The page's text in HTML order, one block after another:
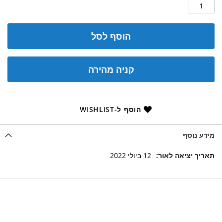
הוסף לסל
קניה מהירה
הוסף ל-WISHLIST
מידע נוסף
מידע
12 ביולי 2022